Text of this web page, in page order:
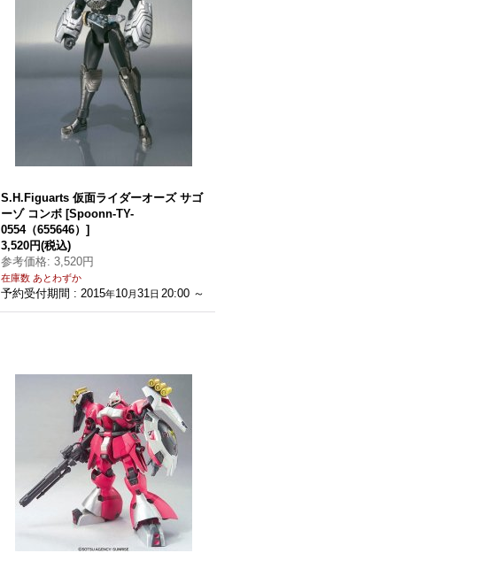
S.H.Figuarts 仮面ライダーオーズ サゴ
ーゾ コンボ [Spoonn-TY-
0554（655646）]
3,520円(税込)
参考価格: 3,520円
在庫数 あとわずか
予約受付期間 : 2015年10月31日 20:00 ～